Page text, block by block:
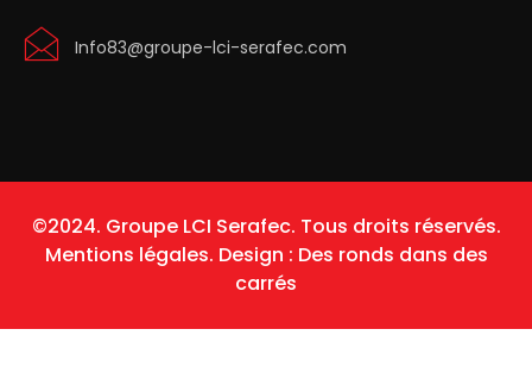
Info83@groupe-lci-serafec.com
©2024. Groupe LCI Serafec. Tous droits réservés.
Mentions légales. Design : Des ronds dans des
carrés